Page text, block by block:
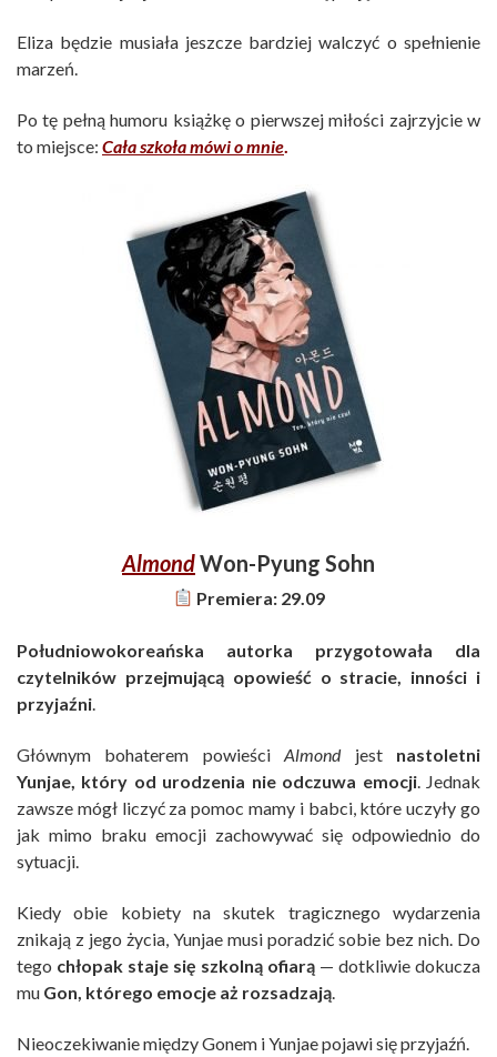
Eliza będzie musiała jeszcze bardziej walczyć o spełnienie
marzeń.
Po tę pełną humoru książkę o pierwszej miłości zajrzyjcie w
to miejsce: Cała szkoła mówi o mnie
AlmondWon-Pyung Sohn
Premiera: 29.09
Południowokoreańska autorka przygotowała dla
czytelników przejmującą opowieść o stracie, inności i
przyjaźni
Głównym bohaterem powieściAlmondjestnastoletni
Yunjae, który od urodzenia nie odczuwa emocji. Jednak
zawsze mógł liczyć za pomoc mamy i babci, które uczyły go
jak mimo braku emocji zachowywać się odpowiednio do
sytuacji.
Kiedy obie kobiety na skutek tragicznego wydarzenia
znikają z jego życia, Yunjae musi poradzić sobie bez nich. Do
tego chłopak staje się szkolną ofiarą — dotkliwie dokucza
mu Gon, którego emocje aż rozsadzają
Nieoczekiwanie między Gonem i Yunjae pojawi się przyjaźń.